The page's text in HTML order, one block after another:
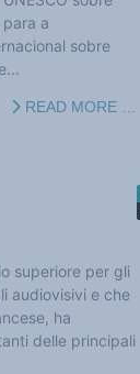
a
sobre
READ MORE …
superiore per gli
audiovisivi e che
ha
delle principali